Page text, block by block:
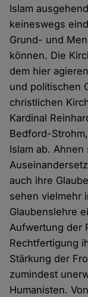
Islam
keineswegs
Grund- und
können. Die
dem hier
und politischen
christlichen
Kardinal
Bedford-
Islam ab.
auch ihre
sehen vielmehr
Glaubenslehre
Aufwertung der
Rechtfertigung
Stärkung der
zumindest
Humanisten.